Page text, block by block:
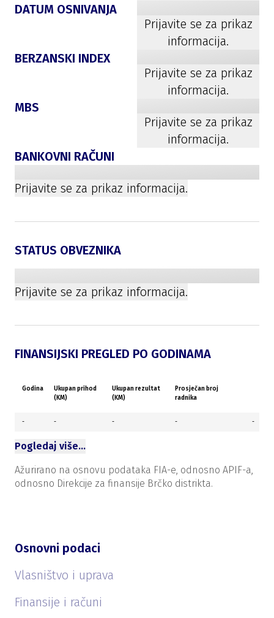
DATUM OSNIVANJA
Prijavite se za prikaz
informacija.
BERZANSKI INDEX
Prijavite se za prikaz
informacija.
MBS
Prijavite se za prikaz
informacija.
BANKOVNI RAČUNI
Prijavite se za prikaz informacija.
STATUS OBVEZNIKA
Prijavite se za prikaz informacija.
FINANSIJSKI PREGLED PO GODINAMA
Godina
Ukupan prihod
(KM)
Ukupan rezultat
(KM)
Prosječan broj
radnika
- - - - -
Pogledaj više…
Ažurirano na osnovu podataka FIA-e, odnosno APIF-a,
odnosno Direkcije za finansije Brčko distrikta.
Osnovni podaci
Vlasništvo i uprava
Finansije i računi